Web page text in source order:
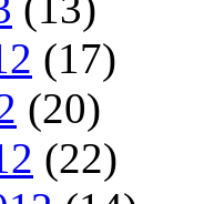
(17)
(20)
(22)